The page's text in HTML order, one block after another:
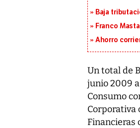
Baja
Franco
Ahorro
Un total de
junio 2009
Consumo
Corporativa
Financieras